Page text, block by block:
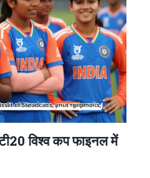
विश्व कप फाइनल में